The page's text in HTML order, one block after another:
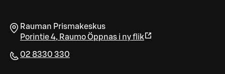
Rauman Prismakeskus
Porintie 4, RaumoÖppnas i ny flik
02 8330 330